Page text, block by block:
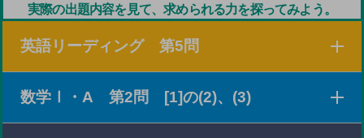
実際の出題内容を見て、求められる力を探ってみよう。
英語リーディング 第5問
３つの素材を読み、それぞれの概要を把握したり、設問
の条件に従って必要な情報を探し出したりする問題。
数学Ⅰ・A 第2問 [1]の(2)、(3)